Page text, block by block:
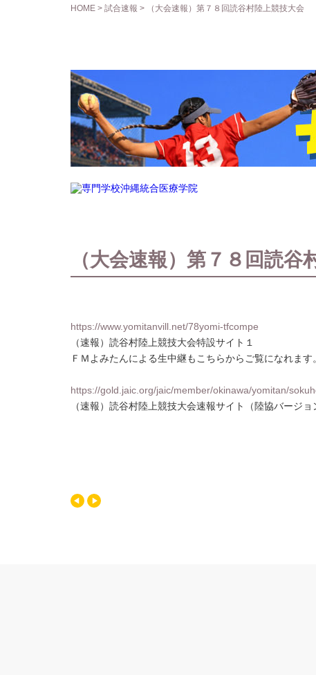
HOME > 試合速報 > （大会速報）第７８回読谷村陸上競技大会
（大会速報）第７８回読谷
https://www.yomitanvill.net/78yomi-tfcompe
（速報）読谷村陸上競技大会特設サイト１
ＦＭよみたんによる生中継もこちらからご覧になれます。
https://gold.jaic.org/jaic/member/okinawa/yomitan/
（速報）読谷村陸上競技大会速報サイト（陸協バージョ